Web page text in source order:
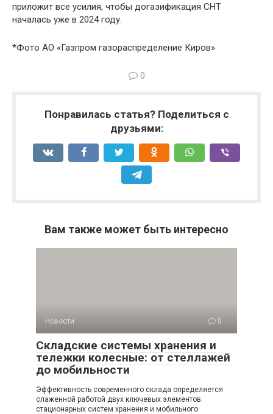
приложит все усилия, чтобы догазификация СНТ
началась уже в 2024 году.
*Фото АО «Газпром газораспределение Киров»
0
Понравилась статья? Поделиться с
друзьями:
Вам также может быть интересно
Новости 0
Складские системы хранения и
тележки колесные: от стеллажей
до мобильности
Эффективность современного склада определяется
слаженной работой двух ключевых элементов:
стационарных систем хранения и мобильного